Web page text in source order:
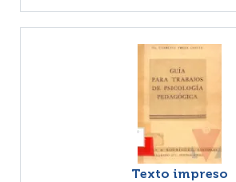
Texto impreso